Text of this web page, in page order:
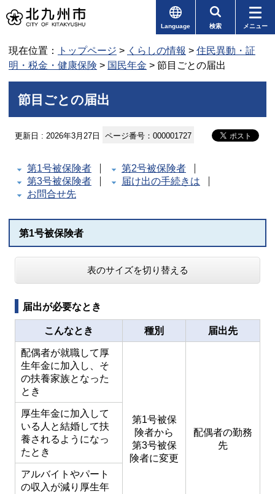
Language 検索 メニュー
現在位置： トップページ > くらしの情報 > 住民異動・証
明・税金・健康保険 > 国民年金 > 節目ごとの届出
節目ごとの届出
更新日 : 2026年3月27日 ページ番号：000001727
第1号被保険者
第2号被保険者
第3号被保険者
届け出の手続きは
お問合せ先
第1号被保険者
表のサイズを切り替える
届出が必要なとき
こんなとき 種別 届出先
配偶者が就職して厚
生年金に加入し、そ
の扶養家族となった
とき
第1号被保
険者から
第3号被保
険者に変更
配偶者の勤務
先
厚生年金に加入して
いる人と結婚して扶
養されるようになっ
たとき
アルバイトやパート
の収入が減り厚生年